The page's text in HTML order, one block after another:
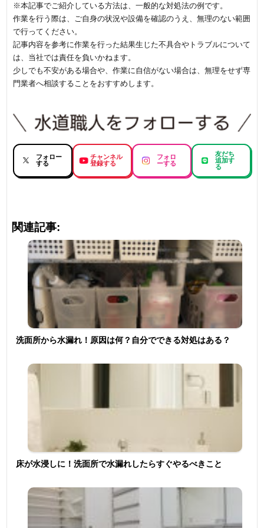
※本記事でご紹介している方法は、一般的な対処法の例です。
作業を行う際は、ご自身の状況や設備を確認のうえ、無理のない範囲
で行ってください。
記事内容を参考に作業を行った結果生じた不具合やトラブルについて
は、当社では責任を負いかねます。
少しでも不安がある場合や、作業に自信がない場合は、無理をせず専
門業者へ相談することをおすすめします。
フォロー
する
チャンネル
登録する
フォロ
ーする
友だち
追加す
る
関連記事:
洗面所から水漏れ！原因は何？自分でできる対処はある？
床が水浸しに！洗面所で水漏れしたらすぐやるべきこと